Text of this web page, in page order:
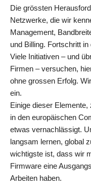
Die grössten
Netzwerke, die wir
Management,
und Billing. Fortschritt
Viele Initiativen – und
Firmen – versuchen,
ohne grossen Erfolg.
ein.
Einige dieser
in den europäischen
etwas vernachlässigt.
langsam lernen, global
wichtigste ist, dass wir
Firmware eine
Arbeiten haben.